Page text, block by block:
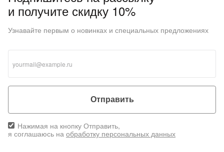
и получите скидку 10%
Узнавайте первым о новинках и специальных предложениях
Отправить
Нажимая на кнопку Отправить,
я соглашаюсь на обработку персональных данных
раз в 2 недели